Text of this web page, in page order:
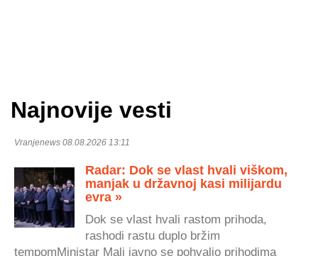
Najnovije vesti
Vranjenews 08.08.2026 13:11
Radar: Dok se vlast hvali viškom,
manjak u državnoj kasi milijardu
evra »
Dok se vlast hvali rastom prihoda,
rashodi rastu duplo bržim
tempomMinistar Mali javno se pohvalio prihodima